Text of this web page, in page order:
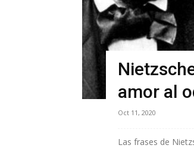
amor al
Oct 11, 2020
Las frases de